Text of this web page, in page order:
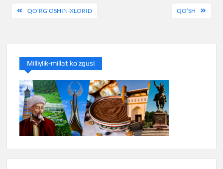
PostQO’RG’OSHIN-XLORID QO’SH
Milliylik-millat ko’zgusi